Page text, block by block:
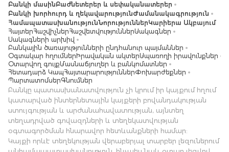
Բանկի մասինԲաժնետերեր և սեփականատերեր
Բանկի խորհուրդ և ղեկավարությունԺամանակագրություն
ՀամապատասխանությունՆորություններԿարիերա Ակբայում
ՀայտերՀաշվիչներՀաշվետվություններՍակագներ
Սակագների արխիվ
Բանկային ծառայությունների ընդհանուր պայմաններ
Օգտակար հղումներ Իրավական ակտերՍպառողի իրավունքներ
Օտարվող գույքՄասնաճյուղեր և բանկոմատներ
Հետադարձ ԿապՀայտարարություններՓոխարժեքներ
ՊարտատոմսերԳնումներ
Բանկը պատասխանատվություն չի կրում իր կայքում հղում
կատարված ինտերնետային կայքերի բովանդակության
ստույգության և արժանահավատության, այնտեղ
տեղադրված գովազդների և տեղեկատվության
օգտագործման հնարավոր հետևանքների համար:
Կայքի որևէ տեղեկության վերաբերյալ տարբեր լեզուներում